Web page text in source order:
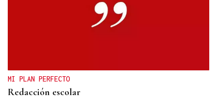
MI PLAN PERFECTO
Redacción escolar